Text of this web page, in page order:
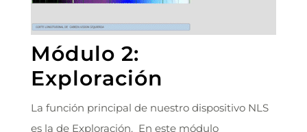
Módulo 2:
Exploración
La función principal de nuestro dispositivo NLS
es la de Exploración. En este módulo